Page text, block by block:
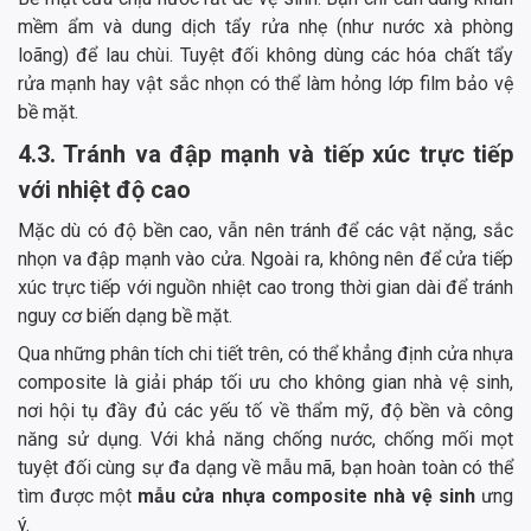
mềm ẩm và dung dịch tẩy rửa nhẹ (như nước xà phòng
loãng) để lau chùi. Tuyệt đối không dùng các hóa chất tẩy
rửa mạnh hay vật sắc nhọn có thể làm hỏng lớp film bảo vệ
bề mặt.
4.3. Tránh va đập mạnh và tiếp xúc trực tiếp
với nhiệt độ cao
Mặc dù có độ bền cao, vẫn nên tránh để các vật nặng, sắc
nhọn va đập mạnh vào cửa. Ngoài ra, không nên để cửa tiếp
xúc trực tiếp với nguồn nhiệt cao trong thời gian dài để tránh
nguy cơ biến dạng bề mặt.
Qua những phân tích chi tiết trên, có thể khẳng định cửa nhựa
composite là giải pháp tối ưu cho không gian nhà vệ sinh,
nơi hội tụ đầy đủ các yếu tố về thẩm mỹ, độ bền và công
năng sử dụng. Với khả năng chống nước, chống mối mọt
tuyệt đối cùng sự đa dạng về mẫu mã, bạn hoàn toàn có thể
tìm được một mẫu cửa nhựa composite nhà vệ sinhưng
ý.